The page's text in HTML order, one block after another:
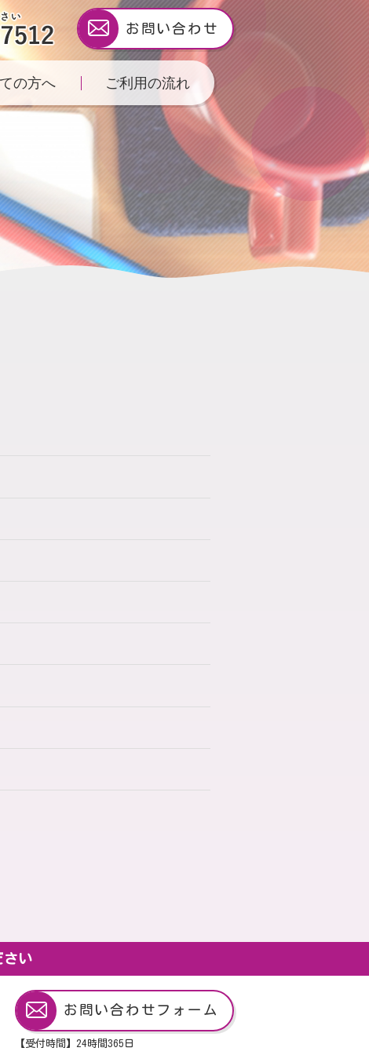
お問い合わせ
の方へ ご利用の流れ
さい
お問い合わせフォーム
【受付時間】24時間365 日